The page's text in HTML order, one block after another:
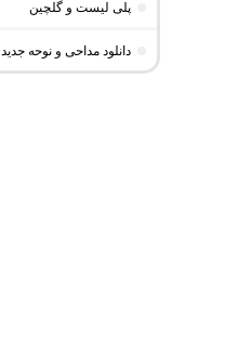
پلی لیست و گلچین
دانلود مداحی و نوحه جدید